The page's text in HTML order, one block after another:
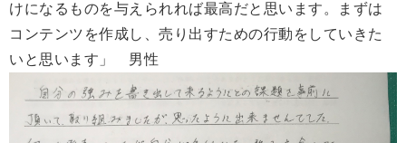
けになるものを与えられれば最高だと思います。まずは
コンテンツを作成し、売り出すための行動をしていきた
いと思います」 男性